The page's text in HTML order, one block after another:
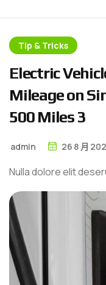
Tip & Tricks
ElectricVehicl
Mileageon Si
500 Miles 3
admin 26 8 月
Nulla dolore elit